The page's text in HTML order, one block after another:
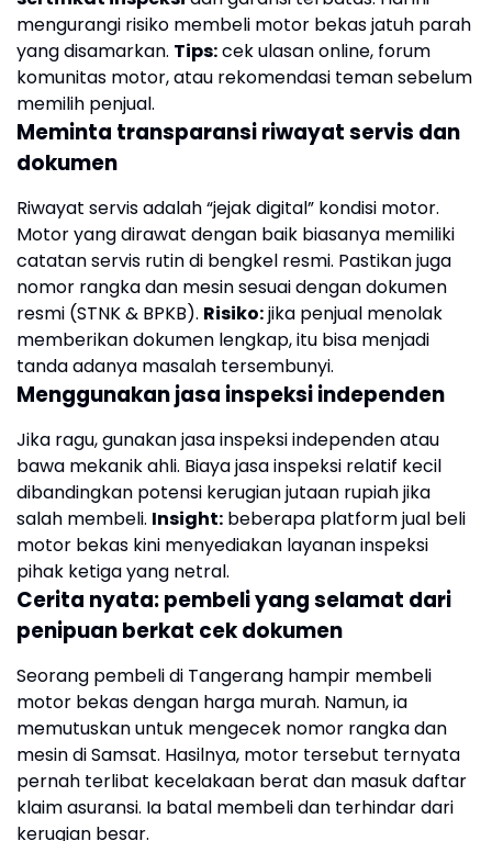
mengurangi risiko membeli motor bekas jatuh parah
yang disamarkan. Tips:cek ulasan online, forum
komunitas motor, atau rekomendasi teman sebelum
memilih penjual.
Meminta transparansi riwayat servis dan
dokumen
Riwayat servis adalah “jejak digital” kondisi motor.
Motor yang dirawat dengan baik biasanya memiliki
catatan servis rutin di bengkel resmi. Pastikan juga
nomor rangka dan mesin sesuai dengan dokumen
resmi (STNK & BPKB). Risiko:jika penjual menolak
memberikan dokumen lengkap, itu bisa menjadi
tanda adanya masalah tersembunyi.
Menggunakan jasa inspeksi independen
Jika ragu, gunakan jasa inspeksi independen atau
bawa mekanik ahli. Biaya jasa inspeksi relatif kecil
dibandingkan potensi kerugian jutaan rupiah jika
salah membeli. Insight: beberapa platform jual beli
motor bekas kini menyediakan layanan inspeksi
pihak ketiga yang netral.
Cerita nyata: pembeli yang selamat dari
penipuan berkat cek dokumen
Seorang pembeli di Tangerang hampir membeli
motor bekas dengan harga murah. Namun, ia
memutuskan untuk mengecek nomor rangka dan
mesin di Samsat. Hasilnya, motor tersebut ternyata
pernah terlibat kecelakaan berat dan masuk daftar
klaim asuransi. Ia batal membeli dan terhindar dari
kerugian besar.